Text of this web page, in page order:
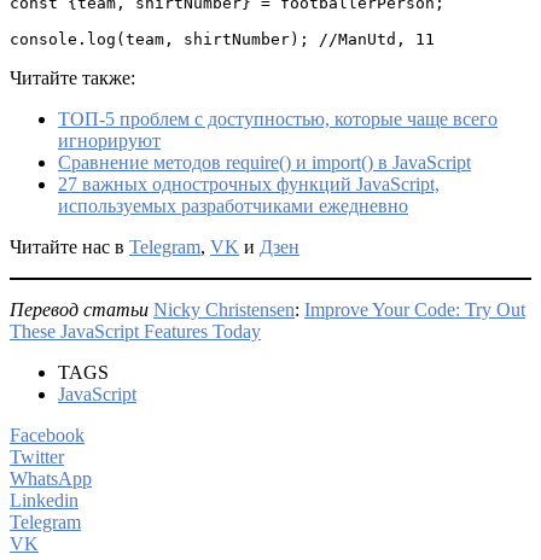
console.log(team, shirtNumber); //ManUtd, 11
Читайте также:
ТОП-5 проблем с доступностью, которые чаще всего
игнорируют
Сравнение методов require() и import() в JavaScript
27 важных однострочных функций JavaScript,
используемых разработчиками ежедневно
Читайте нас в Telegram, VK и Дзен
Перевод статьи Nicky Christensen: Improve Your Code: Try Out
These JavaScript Features Today
TAGS
JavaScript
Facebook
Twitter
WhatsApp
Linkedin
Telegram
VK